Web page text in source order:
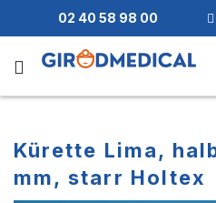
02 40 58 98 00
Kürette Lima,
mm, starr Holtex